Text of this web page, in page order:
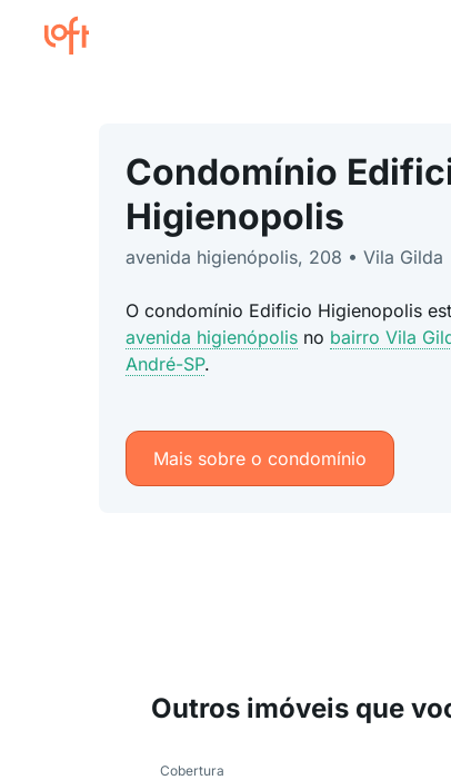
Condomínio
Higienopolis
avenida higienópolis, 208 • Vila Gilda
O condomínio Edificio Higienopolis
avenida higienópolisno bairro Vila
André-SP.
Mais sobre o condomínio
Outros imóveis que
Cobertura